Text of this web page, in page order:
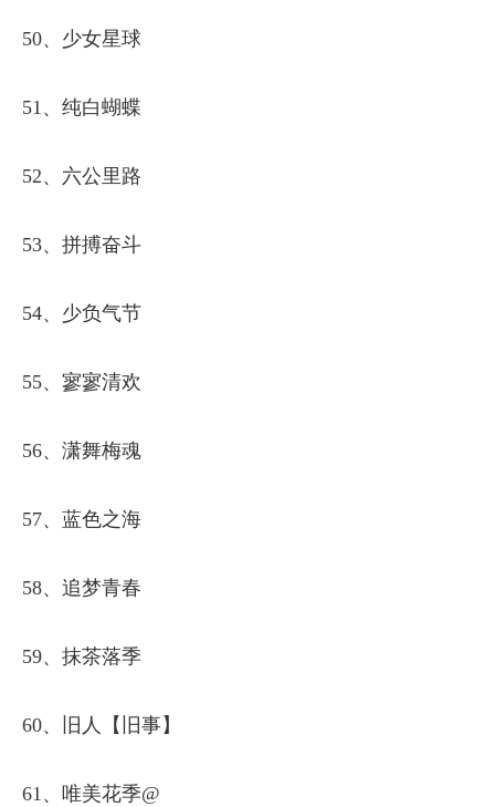
50、少女星球
51、纯白蝴蝶
52、六公里路
53、拼搏奋斗
54、少负气节
55、寥寥清欢
56、潇舞梅魂
57、蓝色之海
58、追梦青春
59、抹茶落季
60、旧人【旧事】
61、唯美花季@